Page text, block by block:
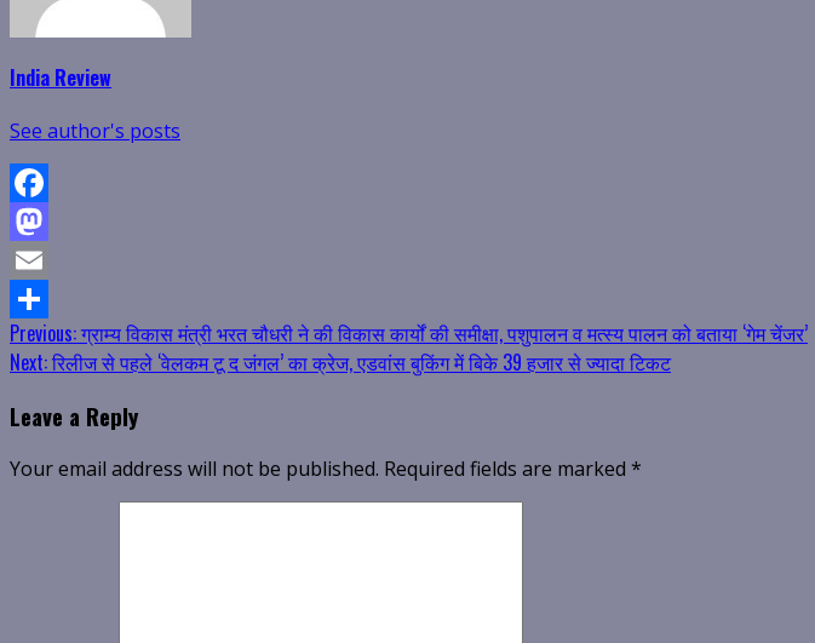
India Review
See author's posts
Facebook
Mastodon
Email
Share
Continue
Reading
Previous:ग्राम्य विकास मंत्री भरत चौधरी ने की विकास कार्यों की समीक्षा, पशुपालन व मत्स्य पालन को बताया ‘गेम चेंजर’
Next:रिलीज से पहले ‘वेलकम टू द जंगल’ का क्रेज, एडवांस बुकिंग में बिके 39 हजार से ज्यादा टिकट
Leave a Reply
Your email address will not be published. Required fields are marked *